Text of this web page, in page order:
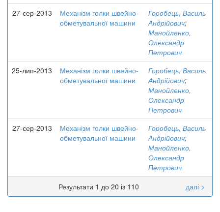
27-сер-2013
Механізм голки швейно-
обметувальної машини
Горобець, Василь
Андрійович;
Манойленко,
Олександр
Петрович
25-лип-2013
Механізм голки швейно-
обметувальної машини
Горобець, Василь
Андрійович;
Манойленко,
Олександр
Петрович
27-сер-2013
Механізм голки швейно-
обметувальної машини
Горобець, Василь
Андрійович;
Манойленко,
Олександр
Петрович
Результати 1 до 20 із 110
далі >